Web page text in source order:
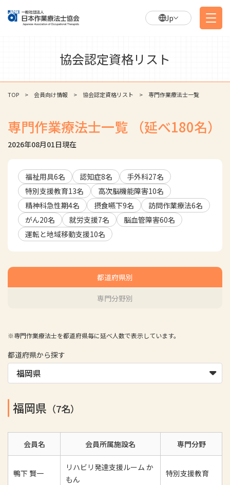
Jp
協会認定資格リスト
TOP 会員向け情報 協会認定資格リスト 専門作業療法士一覧
専門作業療法士一覧 （延べ180名）
2026年08月01日現在
福祉用具6名 認知症8名 手外科27名
特別支援教育13名 高次脳機能障害10名
精神科急性期4名 摂食嚥下9名 訪問作業療法6名
がん20名 就労支援7名 脳血管障害60名
運転と地域移動支援10名
都道府県別
専門分野別
※専門作業療法士を都道府県毎に延べ人数で表示しています。
都道府県から探す
福岡県 （7名）
会員名 会員所属施設名 専門分野
鴨下 賢一
リハビリ発達支援ルーム か
もん
特別支援教育